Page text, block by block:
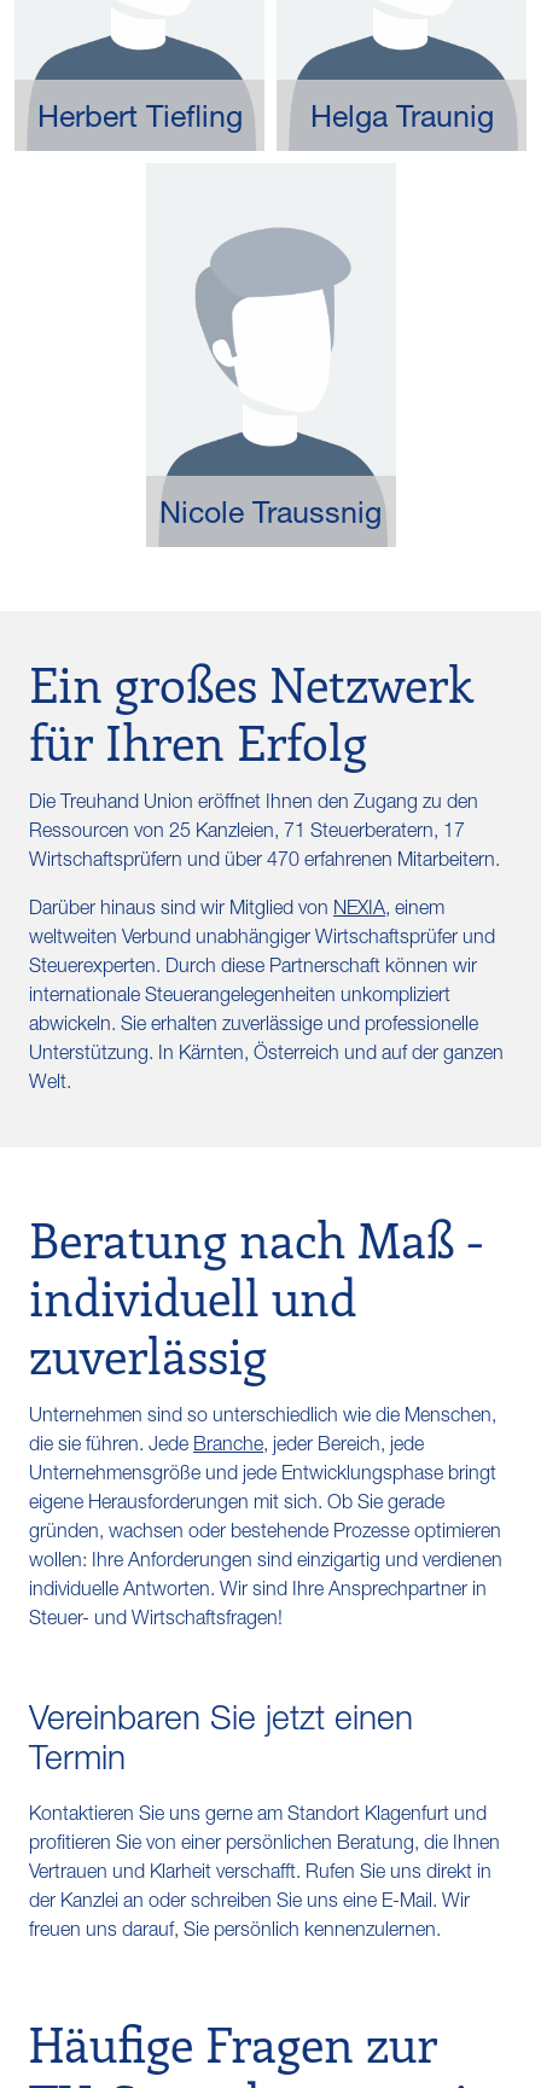
Herbert Tiefling Helga Traunig
Nicole Traussnig
Ein großes Netzwerk
für Ihren Erfolg
Die Treuhand Union eröffnet Ihnen den Zugang zu den
Ressourcen von 25 Kanzleien, 71 Steuerberatern, 17
Wirtschaftsprüfern und über 470 erfahrenen Mitarbeitern.
Darüber hinaus sind wir Mitglied von NEXIA, einem
weltweiten Verbund unabhängiger Wirtschaftsprüfer und
Steuerexperten. Durch diese Partnerschaft können wir
internationale Steuerangelegenheiten unkompliziert
abwickeln. Sie erhalten zuverlässige und professionelle
Unterstützung. In Kärnten, Österreich und auf der ganzen
Welt.
Beratung nach Maß -
individuell und
zuverlässig
Unternehmen sind so unterschiedlich wie die Menschen,
die sie führen. Jede Branche, jeder Bereich, jede
Unternehmensgröße und jede Entwicklungsphase bringt
eigene Herausforderungen mit sich. Ob Sie gerade
gründen, wachsen oder bestehende Prozesse optimieren
wollen: Ihre Anforderungen sind einzigartig und verdienen
individuelle Antworten. Wir sind Ihre Ansprechpartner in
Steuer- und Wirtschaftsfragen!
Vereinbaren Sie jetzt einen
Termin
Kontaktieren Sie uns gerne am Standort Klagenfurt und
profitieren Sie von einer persönlichen Beratung, die Ihnen
Vertrauen und Klarheit verschafft. Rufen Sie uns direkt in
der Kanzlei an oder schreiben Sie uns eine E-Mail. Wir
freuen uns darauf, Sie persönlich kennenzulernen.
Häufige Fragen zur